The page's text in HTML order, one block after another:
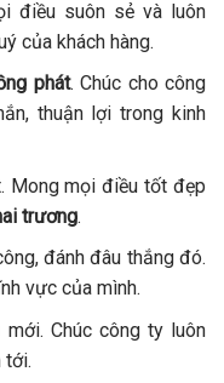
điều suôn sẻ và luôn
của khách hàng.
phát. Chúc cho công
thuận lợi trong kinh
Mong mọi điều tốt đẹp
trương.
đánh đâu thắng đó.
vực của mình.
Chúc công ty luôn
tới.